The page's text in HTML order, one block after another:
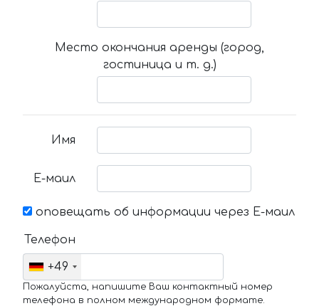
Место окончания аренды (город,
гостиница и т. д.)
Имя
Е-маил
оповещать об информации через Е-маил
Телефон
+49
Пожалуйста, напишите Ваш контактный номер
телефона в полном международном формате.